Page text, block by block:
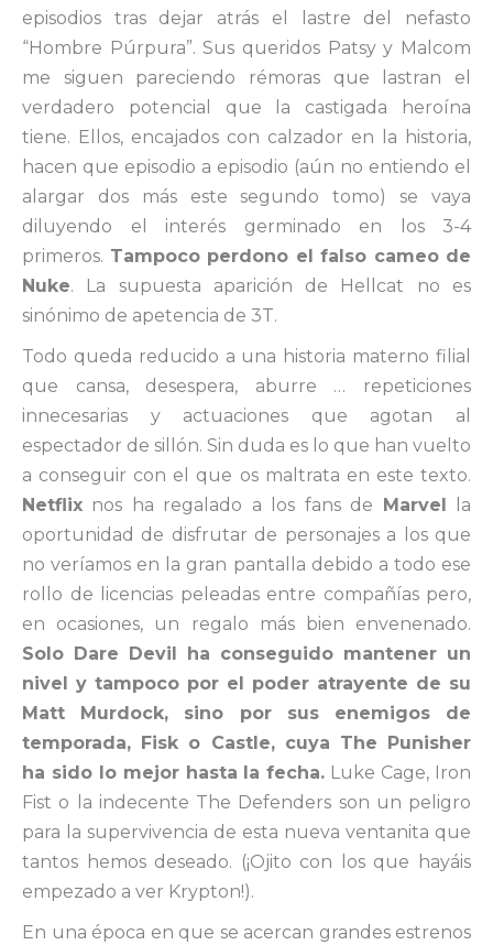
episodios tras dejar atrás el lastre del nefasto
“Hombre Púrpura”. Sus queridos Patsy y Malcom
me siguen pareciendo rémoras que lastran el
verdadero potencial que la castigada heroína
tiene. Ellos, encajados con calzador en la historia,
hacen que episodio a episodio (aún no entiendo el
alargar dos más este segundo tomo) se vaya
diluyendo el interés germinado en los 3-4
primeros. Tampoco perdono el falso cameo de
Nuke. La supuesta aparición de Hellcat no es
sinónimo de apetencia de 3T.
Todo queda reducido a una historia materno filial
que cansa, desespera, aburre … repeticiones
innecesarias y actuaciones que agotan al
espectador de sillón. Sin duda es lo que han vuelto
a conseguir con el que os maltrata en este texto.
Netflix nos ha regalado a los fans de Marvel la
oportunidad de disfrutar de personajes a los que
no veríamos en la gran pantalla debido a todo ese
rollo de licencias peleadas entre compañías pero,
en ocasiones, un regalo más bien envenenado.
Solo Dare Devil ha conseguido mantener un
nivel y tampoco por el poder atrayente de su
Matt Murdock, sino por sus enemigos de
temporada, Fisk o Castle, cuya The Punisher
ha sido lo mejor hasta la fecha. Luke Cage, Iron
Fist o la indecente The Defenders son un peligro
para la supervivencia de esta nueva ventanita que
tantos hemos deseado. (¡Ojito con los que hayáis
empezado a ver Krypton!).
En una época en que se acercan grandes estrenos